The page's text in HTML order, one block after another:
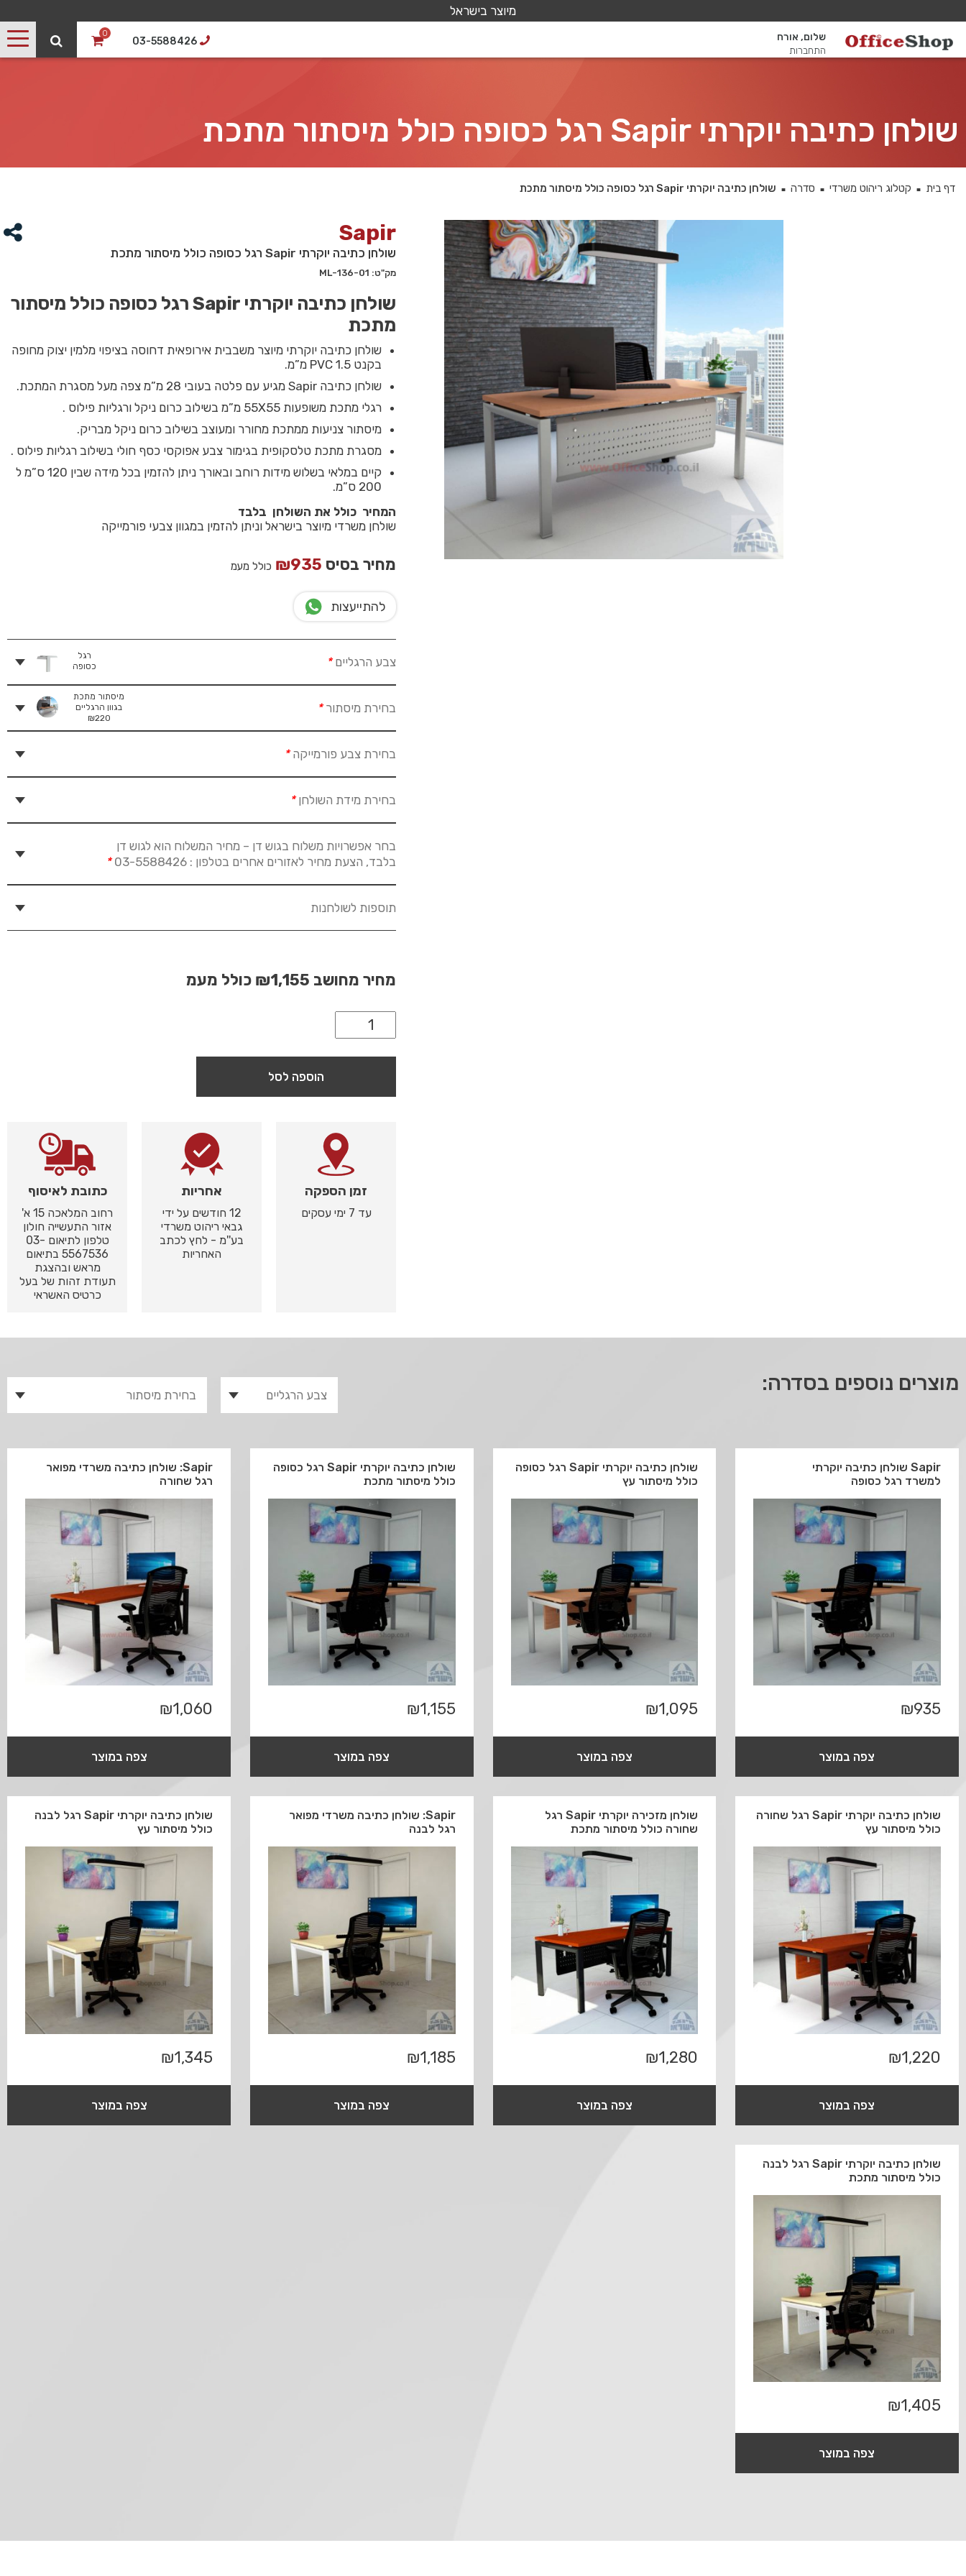
מיוצר בישראל
שלום, אורח
התחברות
03-5588426
0
שולחן כתיבה יוקרתי Sapir רגל כסופה כולל מיסתור מתכת
דף בית ■ קטלוג ריהוט משרדי ■ סדרה ■ שולחן כתיבה יוקרתי Sapir רגל כסופה כולל מיסתור מתכת
Sapir
שולחן כתיבה יוקרתי Sapir רגל כסופה כולל מיסתור מתכת
מק"ט: 136-01-ML
שולחן כתיבה יוקרתי Sapir רגל כסופה כולל מיסתור
מתכת
שולחן כתיבה יוקרתי מיוצר משבבית אירופאית דחוסה בציפוי מלמין יצוק מחופה
בקנט PVC 1.5 מ”מ.
שולחן כתיבה Sapir מגיע עם פלטה בעובי 28 מ”מ צפה מעל מסגרת המתכת.
רגלי מתכת משופעות 55X55 מ”מ בשילוב כרום ניקל ורגליות פילוס .
מיסתור צניעות ממתכת מחורר ומעוצב בשילוב כרום ניקל מבריק.
מסגרת מתכת טלסקופית בגימור צבע אפוקסי כסף חולי בשילוב רגליות פילוס .
קיים במלאי בשלוש מידות רוחב ובאורך ניתן להזמין בכל מידה שבין 120 ס”מ ל
200 ס”מ.
המחיר כולל את השולחן בלבד
שולחן משרדי מיוצר בישראל וניתן להזמין במגוון צבעי פורמייקה
מחיר בסיס ₪935 כולל מעמ
להתייעצות
צבע הרגליים*
רגל
כסופה
בחירת מיסתור*
מיסתור מתכת
בגוון הרגליים
₪220
בחירת צבע פורמייקה*
בחירת מידת השולחן*
בחר אפשרויות משלוח בגוש דן – מחיר המשלוח הוא לגוש דן
בלבד, הצעת מחיר לאזורים אחרים בטלפון : 03-5588426
*
תוספות לשולחנות
מחיר מחושב ₪1,155 כולל מעמ
הוספה לסל
זמן הספקה
עד 7 ימי עסקים
אחריות
12 חודשים על ידי
גבאי ריהוט משרדי
בע''מ - לחץ לכתב
האחריות
כתובת לאיסוף
רחוב המלאכה 15 א'
אזור התעשייה חולון
טלפון לתיאום 03-
5567536 בתיאום
מראש ובהצגת
תעודת זהות של בעל
כרטיס האשראי
מוצרים נוספים בסדרה:
Sapir שולחן כתיבה יוקרתי
למשרד רגל כסופה
₪935
צפה במוצר
שולחן כתיבה יוקרתי Sapir רגל כסופה
כולל מיסתור עץ
₪1,095
צפה במוצר
שולחן כתיבה יוקרתי Sapir רגל כסופה
כולל מיסתור מתכת
₪1,155
צפה במוצר
Sapir: שולחן כתיבה משרדי מפואר
רגל שחורה
₪1,060
צפה במוצר
שולחן כתיבה יוקרתי Sapir רגל שחורה
כולל מיסתור עץ
₪1,220
צפה במוצר
שולחן מזכירה יוקרתי Sapir רגל
שחורה כולל מיסתור מתכת
₪1,280
צפה במוצר
Sapir: שולחן כתיבה משרדי מפואר
רגל לבנה
₪1,185
צפה במוצר
שולחן כתיבה יוקרתי Sapir רגל לבנה
כולל מיסתור עץ
₪1,345
צפה במוצר
שולחן כתיבה יוקרתי Sapir רגל לבנה
כולל מיסתור מתכת
₪1,405
צפה במוצר